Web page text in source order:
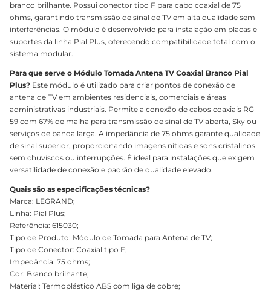
branco brilhante. Possui conector tipo F para cabo coaxial de 75
ohms, garantindo transmissão de sinal de TV em alta qualidade sem
interferências. O módulo é desenvolvido para instalação em placas e
suportes da linha Pial Plus, oferecendo compatibilidade total com o
sistema modular.
Para que serve o Módulo Tomada Antena TV Coaxial Branco Pial
Plus? Este módulo é utilizado para criar pontos de conexão de
antena de TV em ambientes residenciais, comerciais e áreas
administrativas industriais. Permite a conexão de cabos coaxiais RG
59 com 67% de malha para transmissão de sinal de TV aberta, Sky ou
serviços de banda larga. A impedância de 75 ohms garante qualidade
de sinal superior, proporcionando imagens nítidas e sons cristalinos
sem chuviscos ou interrupções. É ideal para instalações que exigem
versatilidade de conexão e padrão de qualidade elevado.
Quais são as especificações técnicas?
Marca: LEGRAND;
Linha: Pial Plus;
Referência: 615030;
Tipo de Produto: Módulo de Tomada para Antena de TV;
Tipo de Conector: Coaxial tipo F;
Impedância: 75 ohms;
Cor: Branco brilhante;
Material: Termoplástico ABS com liga de cobre;